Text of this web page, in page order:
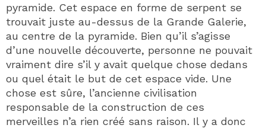
pyramide. Cet espace en forme de serpent se
trouvait juste au-dessus de la Grande Galerie,
au centre de la pyramide. Bien qu’il s’agisse
d’une nouvelle découverte, personne ne pouvait
vraiment dire s’il y avait quelque chose dedans
ou quel était le but de cet espace vide. Une
chose est sûre, l’ancienne civilisation
responsable de la construction de ces
merveilles n’a rien créé sans raison. Il y a donc